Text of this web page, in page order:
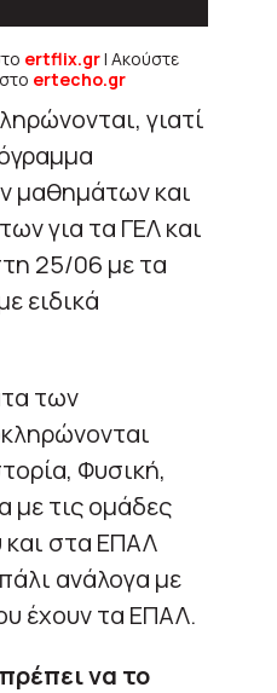
ertflix.gr| Ακούστε
ertecho.gr
γιατί
μαθημάτων και
για τα ΓΕΛ και
25/06 με τα
ειδικά
των
Φυσική,
με τις ομάδες
στα ΕΠΑΛ
ανάλογα με
έχουν τα ΕΠΑΛ.
να το